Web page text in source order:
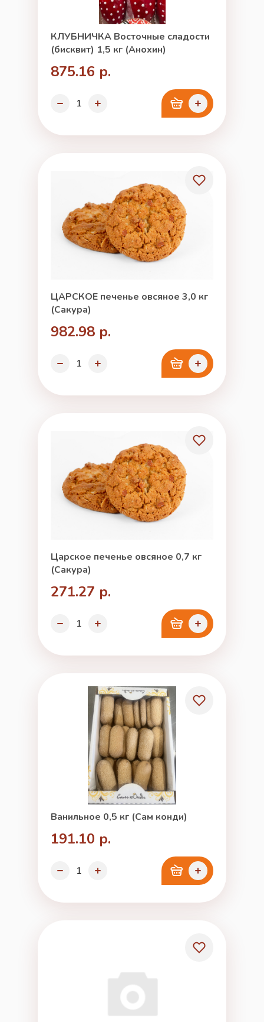
КЛУБНИЧКА Восточные сладости
(бисквит) 1,5 кг (Анохин)
875.16 р.
ЦАРСКОЕ печенье овсяное 3,0 кг
(Сакура)
982.98 р.
Царское печенье овсяное 0,7 кг
(Сакура)
271.27 р.
Ванильное 0,5 кг (Сам конди)
191.10 р.